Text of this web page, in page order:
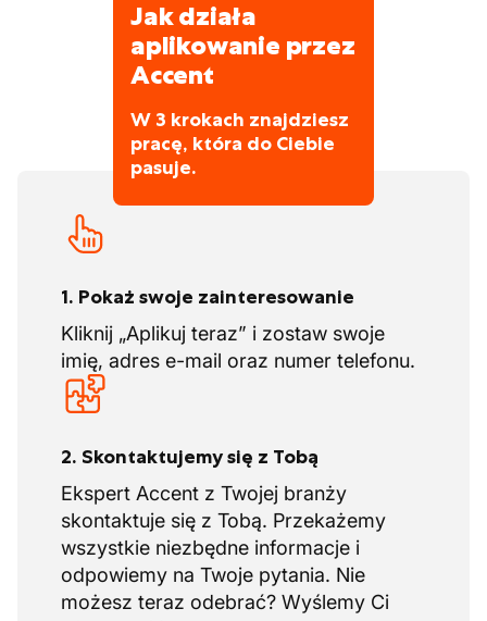
3 tygodnie urlopu budowlanego latem
2 tygodnie ferii zimowych zimą
po wykonaniu prac
Współpraca z dekarzami, cieślami
dachowymi oraz fachowcami od
Jak działa
aplikowanie przez
Accent
W 3 krokach znajdziesz
pracę, która do Ciebie
pasuje.
1. Pokaż swoje zainteresowanie
Kliknij „Aplikuj teraz” i zostaw swoje
imię, adres e-mail oraz numer telefonu.
2. Skontaktujemy się z Tobą
Ekspert Accent z Twojej branży
skontaktuje się z Tobą. Przekażemy
wszystkie niezbędne informacje i
odpowiemy na Twoje pytania. Nie
możesz teraz odebrać? Wyślemy Ci